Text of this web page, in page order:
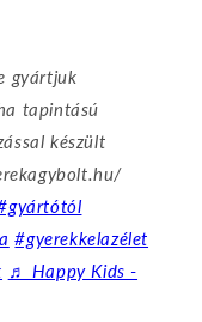
gyártjuk
tapintású
készült
#gyerekkelazélet
♬ Happy Kids -